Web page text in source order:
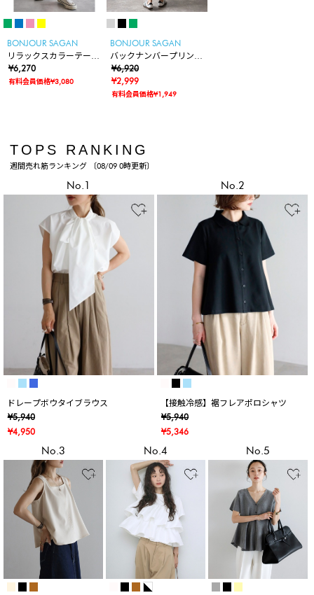
BONJOUR SAGAN
リラックスカラーテーパ
ードパンツ
¥6,270
有料会員価格¥3,080
BONJOUR SAGAN
バックナンバープリント
Tシャツワンピース
¥6,920
¥2,999
有料会員価格¥1,949
TOPS RANKING
週間売れ筋ランキング 〔08/09 0時更新〕
No.1
ドレープボウタイブラウス
¥5,940
¥4,950
No.2
【接触冷感】裾フレアポロシャツ
¥5,940
¥5,346
No.3 No.4 No.5